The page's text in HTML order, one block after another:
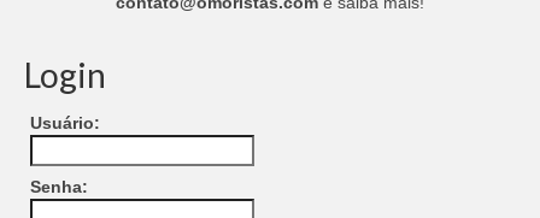
Login
Usuário:
Senha: